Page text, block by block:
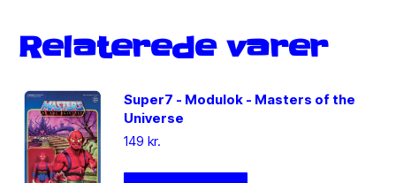
Relaterede varer
Super7 - Modulok - Masters of the
Universe
149 kr.